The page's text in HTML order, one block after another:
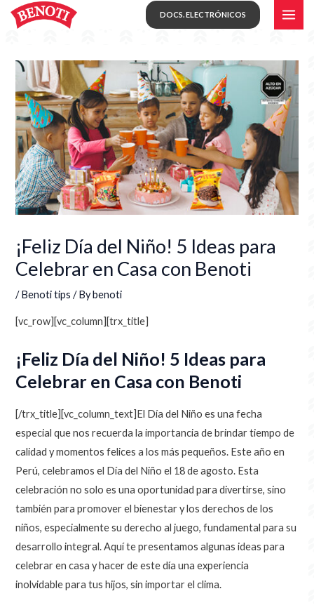
Skip
DOCS. ELECTRÓNICOS
¡Feliz Día del Niño! 5 Ideas para
Celebrar en Casa con Benoti
/Benoti tips / Bybenoti
[vc_row][vc_column][trx_title]
¡Feliz Día del Niño! 5 Ideas para
Celebrar en Casa con Benoti
[/trx_title][vc_column_text]El Día del Niño es una fecha
especial que nos recuerda la importancia de brindar tiempo de
calidad y momentos felices a los más pequeños. Este año en
Perú, celebramos el Día del Niño el 18 de agosto. Esta
celebración no solo es una oportunidad para divertirse, sino
también para promover el bienestar y los derechos de los
niños, especialmente su derecho al juego, fundamental para su
desarrollo integral. Aquí te presentamos algunas ideas para
celebrar en casa y hacer de este día una experiencia
inolvidable para tus hijos, sin importar el clima.